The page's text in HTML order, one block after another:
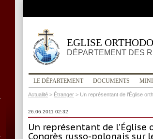
EGLISE
DÉPARTEMENT DES
LE DÉPARTEMENT DOCUMENTS
Actualité > Étranger > Un représentant de l’Église
26.06.2011 02:32
Un représentant de
Congrès russo-polonais sur